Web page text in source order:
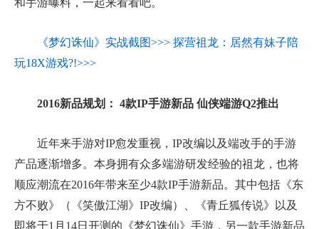
和手游曝料，一起来看看吧。
《梦幻诛仙》实战截图>>> 探营祖龙：居然有妹子陪
玩18X游戏?!>>>
2016新品规划： 4款IP手游新品 仙侠端游Q2推出
近年来手游对IP愈发重视，IP改编以及端改手的手游
产品逐渐增多。本身拥有众多端游研发经验的祖龙，也将
顺应潮流在2016年带来至少4款IP手游新品。其中包括《东
方不败》（《笑傲江湖》IP改编）、《青丘狐传说》以及
即将于1月14日开测的《梦幻诛仙》手游，另一款手游新品